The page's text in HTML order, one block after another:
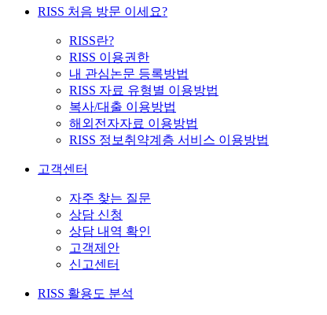
RISS 처음 방문 이세요?
RISS란?
RISS 이용권한
내 관심논문 등록방법
RISS 자료 유형별 이용방법
복사/대출 이용방법
해외전자자료 이용방법
RISS 정보취약계층 서비스 이용방법
고객센터
자주 찾는 질문
상담 신청
상담 내역 확인
고객제안
신고센터
RISS 활용도 분석